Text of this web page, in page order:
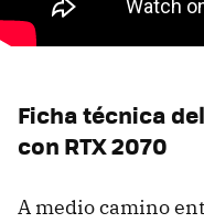
Ficha técnica del
con RTX 2070
A medio camino